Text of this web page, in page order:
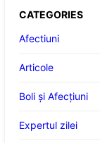
CATEGORIES
Afectiuni
Articole
Boli și Afecțiuni
Expertul zilei